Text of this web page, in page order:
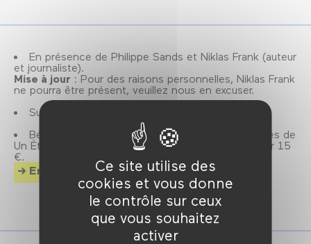
Ce site utilise des
cookies et vous donne
le contrôle sur ceux
que vous souhaitez
activer
En présence de Philippe Sands et Niklas Frank (auteur
et journaliste).
Mise à jour : Pour des raisons personnelles, Niklas Frank
ne pourra être présent, veuillez nous en excuser.
Suivi d'un débat.
Bénéficiez d'un accès illimité à toutes les séances de
Un État du monde, avec la carte Forum Festival pour 15
€.
En savoir plus.